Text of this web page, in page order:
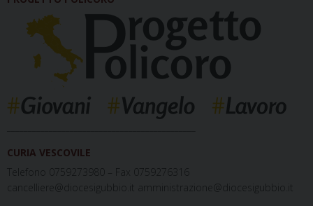
CURIA VESCOVILE
Telefono 0759273980 – Fax 0759276316
cancelliere@diocesigubbio.it amministrazione@diocesigubbio.it